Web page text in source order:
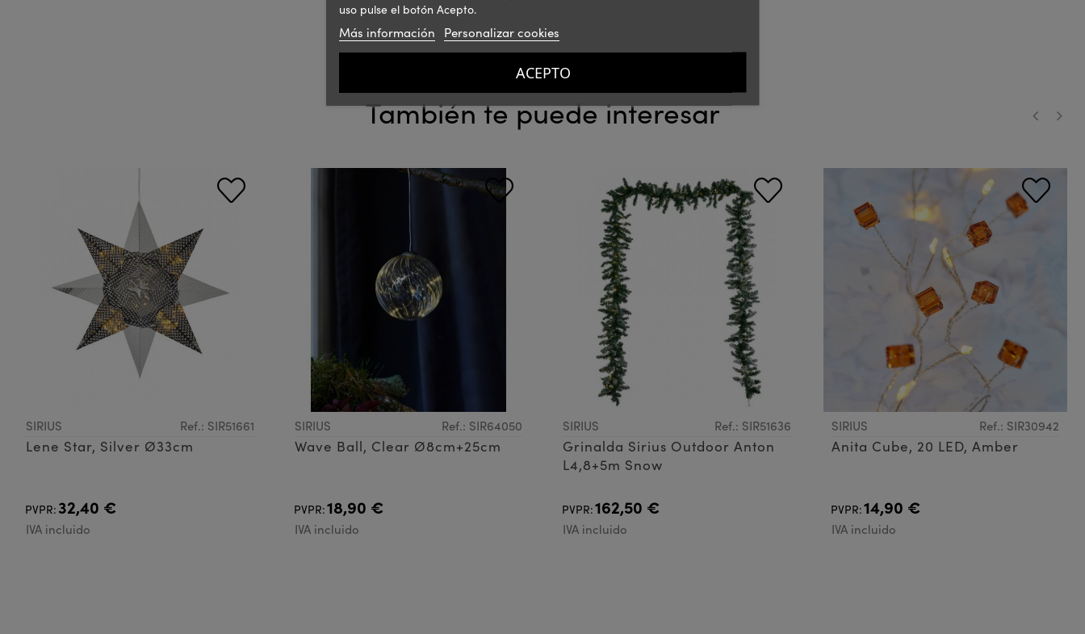
También te puede interesar
SIRIUS Ref.: SIR51661
Lene Star, Silver Ø33cm
PVPR:32,40 €
IVA incluido
SIRIUS Ref.: SIR64050
Wave Ball, Clear Ø8cm+25cm
PVPR:18,90 €
IVA incluido
SIRIUS Ref.: SIR51636
Grinalda Sirius Outdoor Anton
L4,8+5m Snow
PVPR:162,50 €
IVA incluido
SIRIUS Ref.: SIR30942
Anita Cube, 20 LED, Amber
PVPR:14,90 €
IVA incluido
uso pulse el botón Acepto.
Más información Personalizar cookies
ACEPTO